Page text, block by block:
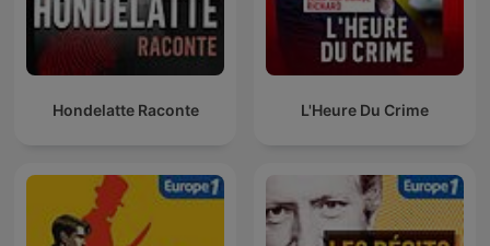
Hondelatte Raconte L'Heure Du Crime